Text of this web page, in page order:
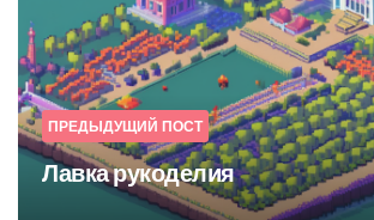
ПРЕДЫДУЩИЙ ПОСТ
Лавка рукоделия